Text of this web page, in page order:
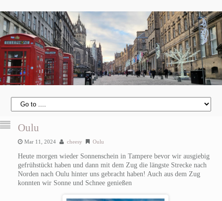
Oulu
Mar 11, 2024 cheesy Oulu
Heute morgen wieder Sonnenschein in Tampere bevor wir ausgiebig
gefrühstückt haben und dann mit dem Zug die längste Strecke nach
Norden nach Oulu hinter uns gebracht haben! Auch aus dem Zug
konnten wir Sonne und Schnee genießen